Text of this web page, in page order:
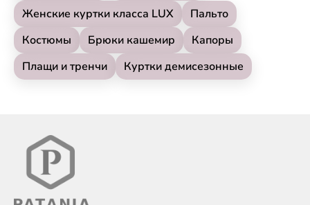
Женские куртки класса LUX
Пальто
Костюмы
Брюки кашемир
Капоры
Плащи и тренчи
Куртки демисезонные